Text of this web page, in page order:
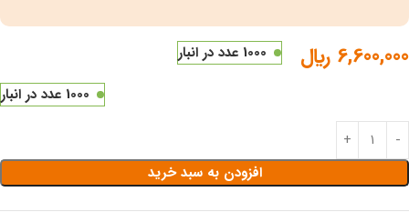
6,600,000 ﷼
1000 عدد در انبار
1000 عدد در انبار
افزودن به سبد خرید